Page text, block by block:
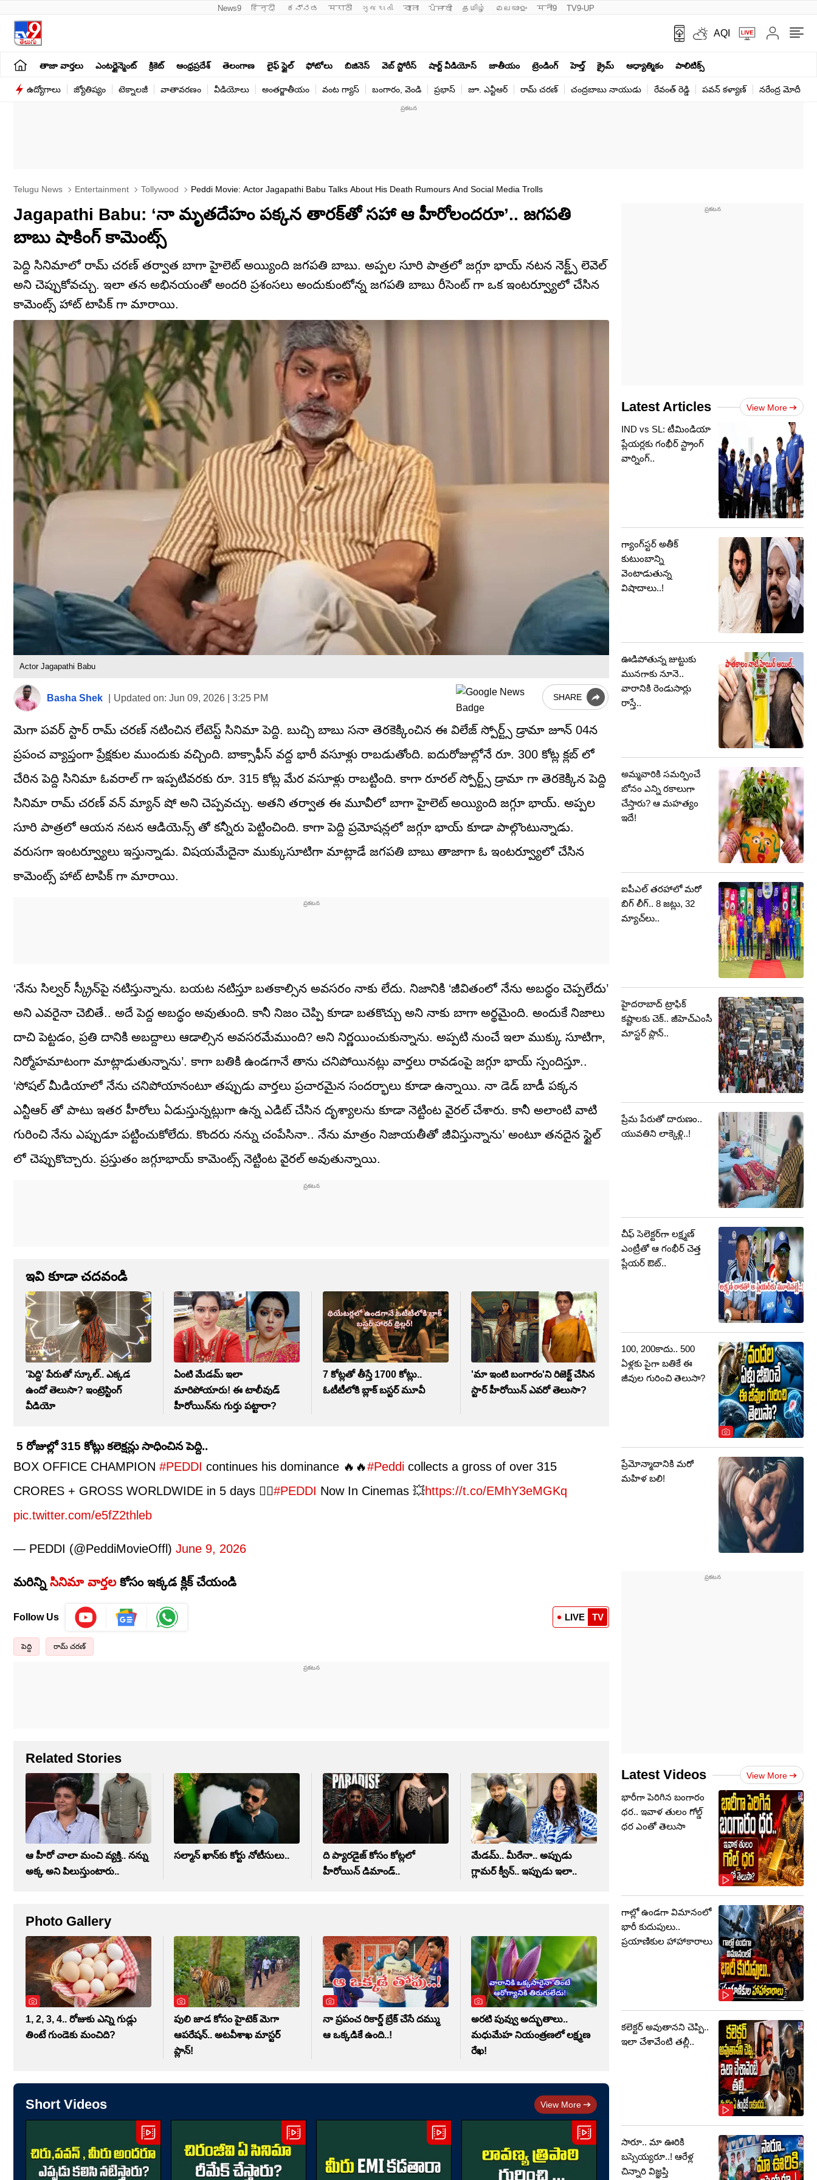
News9 हिन्दी ಕನ್ನಡ मराठी ગુજરાતી বাংলা ਪੰਜਾਬੀ தமிழ் മലയാളം मनी9 TV9-UP
AQI
తాజా వార్తలు ఎంటర్టైన్మెంట్ క్రికెట్ ఆంధ్రప్రదేశ్ తెలంగాణ లైఫ్ స్టైల్ ఫోటోలు బిజినెస్ వెబ్ స్టోరీస్ షార్ట్ వీడియోస్ జాతీయం ట్రెండింగ్ హెల్త్‌ క్రైమ్ ఆధ్యాత్మికం పాలిటిక్స్‌
ఉద్యోగాలు జ్యోతిష్యం టెక్నాలజీ వాతావరణం వీడియోలు అంతర్జాతీయం వంట గ్యాస్ బంగారం, వెండి ప్రభాస్ జూ. ఎన్టీఆర్ రామ్ చ‌ర‌ణ్‌ చంద్రబాబు నాయుడు రేవంత్ రెడ్డి పవన్ కళ్యాణ్ నరేంద్ర మోదీ
Telugu News Entertainment Tollywood Peddi Movie: Actor Jagapathi Babu Talks About His Death Rumours And Social Media Trolls
Jagapathi Babu: ‘నా మృతదేహం పక్కన తారక్‌తో సహా ఆ హీరోలందరూ’.. జగపతి
బాబు షాకింగ్ కామెంట్స్
పెద్ది సినిమాలో రామ్ చరణ్ తర్వాత బాగా హైలెట్ అయ్యింది జగపతి బాబు. అప్పల సూరి పాత్రలో జగ్గూ భాయ్ నటన నెక్ట్స్ లెవెల్
అని చెప్పుకోవచ్చు. ఇలా తన అభినయంతో అందరి ప్రశంసలు అందుకుంటోన్న జగపతి బాబు రీసెంట్ గా ఒక ఇంటర్వ్యూలో చేసిన
కామెంట్స్ హాట్ టాపిక్ గా మారాయి.
Actor Jagapathi Babu
Basha Shek Updated on: Jun 09, 2026 | 3:25 PM SHARE
మెగా పవర్ స్టార్ రామ్ చరణ్ నటించిన లేటెస్ట్ సినిమా పెద్ది. బుచ్చి బాబు సనా తెరకెక్కించిన ఈ విలేజ్ స్పోర్ట్స్ డ్రామా జూన్ 04న
ప్రపంచ వ్యాప్తంగా ప్రేక్షకుల ముందుకు వచ్చింది. బాక్సాఫీస్ వద్ద భారీ వసూళ్లు రాబడుతోంది. ఐదురోజుల్లోనే రూ. 300 కోట్ల క్లబ్ లో
చేరిన పెద్ది సినిమా ఓవరాల్ గా ఇప్పటివరకు రూ. 315 కోట్ల మేర వసూళ్లు రాబట్టింది. కాగా రూరల్ స్పోర్ట్స్ డ్రామా గా తెరకెక్కిన పెద్ది
సినిమా రామ్ చరణ్ వన్ మ్యాన్ షో అని చెప్పవచ్చు. అతని తర్వాత ఈ మూవీలో బాగా హైలెట్ అయ్యింది జగ్గూ భాయ్. అప్పల
సూరి పాత్రలో ఆయన నటన ఆడియెన్స్ తో కన్నీరు పెట్టించింది. కాగా పెద్ది ప్రమోషన్లలో జగ్గూ భాయ్ కూడా పాల్గొంటున్నాడు.
వరుసగా ఇంటర్వ్యూలు ఇస్తున్నాడు. విషయమేదైనా ముక్కుసూటిగా మాట్లాడే జగపతి బాబు తాజాగా ఓ ఇంటర్వ్యూలో చేసిన
కామెంట్స్ హాట్ టాపిక్ గా మారాయి.
‘నేను సిల్వర్ స్క్రీన్‌పై నటిస్తున్నాను. బయట నటిస్తూ బతకాల్సిన అవసరం నాకు లేదు. నిజానికి ‘జీవితంలో నేను అబద్ధం చెప్పలేదు’
అని ఎవరైనా చెబితే.. అదే పెద్ద అబద్ధం అవుతుంది. కానీ నిజం చెప్పి కూడా బతకొచ్చు అని నాకు బాగా అర్థమైంది. అందుకే నిజాలు
దాచి పెట్టడం, ప్రతి దానికి అబద్దాలు ఆడాల్సిన అవసరమేముంది? అని నిర్ణయించుకున్నాను. అప్పటి నుంచే ఇలా ముక్కు సూటిగా,
నిర్మోహమాటంగా మాట్లాడుతున్నాను’. కాగా బతికి ఉండగానే తాను చనిపోయినట్లు వార్తలు రావడంపై జగ్గూ భాయ్ స్పందిస్తూ..
‘సోషల్ మీడియాలో నేను చనిపోయానంటూ తప్పుడు వార్తలు ప్రచారమైన సందర్భాలు కూడా ఉన్నాయి. నా డెడ్ బాడీ పక్కన
ఎన్టీఆర్ తో పాటు ఇతర హీరోలు ఏడుస్తున్నట్లుగా ఉన్న ఎడిట్ చేసిన దృశ్యాలను కూడా నెట్టింట వైరల్ చేశారు. కానీ అలాంటి వాటి
గురించి నేను ఎప్పుడూ పట్టించుకోలేదు. కొందరు నన్ను చంపేసినా.. నేను మాత్రం నిజాయతీతో జీవిస్తున్నాను’ అంటూ తనదైన స్టైల్
లో చెప్పుకొచ్చారు. ప్రస్తుతం జగ్గూభాయ్ కామెంట్స్ నెట్టింట వైరల్ అవుతున్నాయి.
ఇవి కూడా చదవండి
'పెద్ది' పేరుతో స్కూల్.. ఎక్కడ
ఉందో తెలుసా? ఇంట్రెస్టింగ్
వీడియో
ఏంటి మేడమ్ ఇలా
మారిపోయారు! ఈ టాలీవుడ్
హీరోయిన్‌ను గుర్తు పట్టారా?
7 కోట్లతో తీస్తే 1700 కోట్లు..
ఓటీటీలోకి బ్లాక్ బస్టర్ మూవీ
'మా ఇంటి బంగారం'ని రిజెక్ట్ చేసిన
స్టార్ హీరోయిన్ ఎవరో తెలుసా?
5 రోజుల్లో 315 కోట్లు కలెక్షన్లు సాధించిన పెద్ది..
BOX OFFICE CHAMPION #PEDDI continues his dominance 🔥🔥#Peddi collects a gross of over 315
CRORES + GROSS WORLDWIDE in 5 days ❤‍🔥#PEDDI Now In Cinemas 💥https://t.co/EMhY3eMGKq
pic.twitter.com/e5fZ2thleb
— PEDDI (@PeddiMovieOffl) June 9, 2026
మరిన్నిసినిమా వార్తలకోసం ఇక్కడ క్లిక్ చేయండి
Follow Us LIVE TV
పెద్ది రామ్ చ‌ర‌ణ్‌
Related Stories
ఆ హీరో చాలా మంచి వ్యక్తి.. నన్ను
అక్క అని పిలుస్తుంటారు..
సల్మాన్ ఖాన్‏కు కోర్టు నోటీసులు..
ది ప్యారడైజ్ కోసం కోట్లలో
హీరోయిన్ డిమాండ్..
మేడమ్.. మీరేనా.. అప్పుడు
గ్లామర్ క్వీన్.. ఇప్పుడు ఇలా..
Photo Gallery
1, 2, 3, 4.. రోజుకు ఎన్ని గుడ్లు
తింటే గుండెకు మంచిది?
పులి జాడ కోసం హైటెక్ మెగా
ఆపరేషన్.. అటవీశాఖ మాస్టర్‌
ప్లాన్‌!
నా ప్రపంచ రికార్డ్ బ్రేక్ చేసే దమ్ము
ఆ ఒక్కడికే ఉంది..!
అరటి పువ్వు అద్భుతాలు..
మధుమేహ నియంత్రణలో లక్ష్మణ
రేఖ!
Short Videos View More
Latest Articles View More
IND vs SL: టీమిండియా
ప్లేయర్లకు గంభీర్ స్ట్రాంగ్
వార్నింగ్..
గ్యాంగ్‌స్టర్ అతీక్
కుటుంబాన్ని
వెంటాడుతున్న
విషాదాలు..!
ఊడిపోతున్న జుట్టుకు
మునగాకు నూనె..
వారానికి రెండుసార్లు
రాస్తే..
అమ్మవారికి సమర్పించే
బోనం ఎన్ని రకాలుగా
చేస్తారు? ఆ మహత్యం
ఇదే!
ఐపీఎల్ తరహాలో మరో
బిగ్ లీగ్.. 8 జట్లు, 32
మ్యాచ్‌లు..
హైదరాబాద్ ట్రాఫిక్
కష్టాలకు చెక్.. జీహెచ్‌ఎంసీ
మాస్టర్ ప్లాన్..
ప్రేమ పేరుతో దారుణం..
యువతిని లాక్కెళ్లి..!
చీఫ్ సెలెక్టర్‌గా లక్ష్మణ్
ఎంట్రీతో ఆ గంభీర్ చెత్త
ప్లేయర్‌ ఔట్..
100, 200కాదు.. 500
ఏళ్లకు పైగా బతికే ఈ
జీవుల గురించి తెలుసా?
ప్రేమోన్మాదానికి మరో
మహిళ బలి!
Latest Videos View More
భారీగా పెరిగిన బంగారం
ధర.. ఇవాళ తులం గోల్డ్‌
ధర ఎంతో తెలుసా
గాల్లో ఉండగా విమానంలో
భారీ కుదుపులు..
ప్రయాణికుల హాహాకారాలు
కలెక్టర్‌ అవుతానని చెప్పి..
ఇలా చేశావేంటి తల్లీ..
సారూ.. మా ఊరికి
బస్సెయ్యరూ..! ఆరేళ్ల
చిన్నారి విజ్ఞప్తి